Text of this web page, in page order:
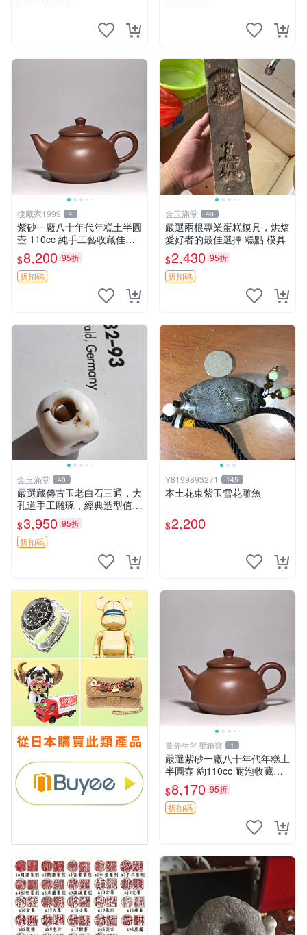
搜藏家1999 4
紫砂一廠八十年代年糕土半圓
壺 110cc 純手工藝收藏佳品
小品實用 泥料珍稀 壺藝典藏
年糕土 売場專輯 半圓壺 泥料
特質
$8,200 95折
折扣碼
金玉滿堂 40
嚴選兩根專業蛋糕模具，烘焙
愛好者的最佳選擇 糕點 模具
$2,430 95折
折扣碼
金玉滿堂 40
嚴選藏傳古玉老白石三通，大
孔道手工雕琢，經典造型值得
收藏，直徑1.38cm對孔1.22c
m高1.24cm 古玉 三通 玉器
$3,950 95折
折扣碼
Y8199893271 145
本土花東紫玉雪花雕魚
$2,200
董先生的壓箱寶 1
嚴選紫砂一廠八十年代年糕土
半圓壺 約110cc 耐泡收藏佳
品 實用小器 年糕土 半圓壺
紅泥
$8,170 95折
折扣碼